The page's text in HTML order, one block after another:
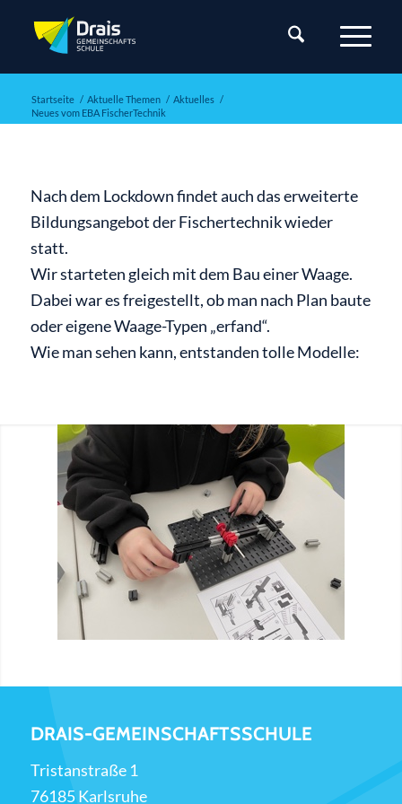
Startseite / Aktuelle Themen / Aktuelles /
Neues vom EBA FischerTechnik
Nach dem Lockdown findet auch das erweiterte
Bildungsangebot der Fischertechnik wieder
statt.
Wir starteten gleich mit dem Bau einer Waage.
Dabei war es freigestellt, ob man nach Plan baute
oder eigene Waage-Typen „erfand“.
Wie man sehen kann, entstanden tolle Modelle:
DRAIS-GEMEINSCHAFTSSCHULE
Tristanstraße 1
76185 Karlsruhe